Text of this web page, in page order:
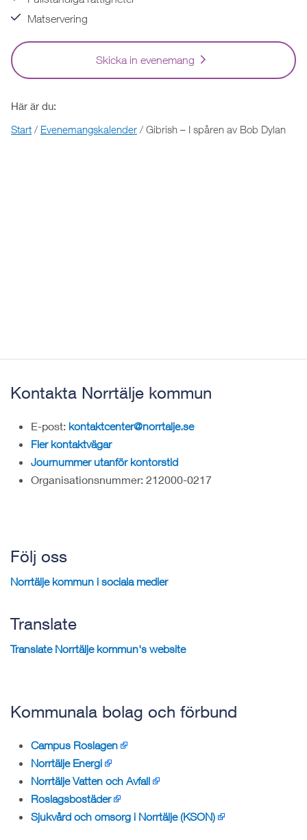
Matservering
Skicka in evenemang
Här är du:
Start / Evenemangskalender / Gibrish – I spåren av Bob Dylan
Kontakta Norrtälje kommun
E-post: kontaktcenter@norrtalje.se
Fler kontaktvägar
Journummer utanför kontorstid
Organisationsnummer: 212000-0217
Följ oss
Norrtälje kommun i sociala medier
Translate
Translate Norrtälje kommun's website
Kommunala bolag och förbund
Campus Roslagen
Norrtälje Energi
Norrtälje Vatten och Avfall
Roslagsbostäder
Sjukvård och omsorg i Norrtälje (KSON)